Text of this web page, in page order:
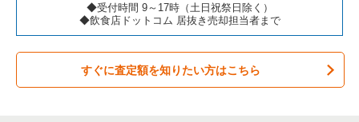
◆受付時間 9～17時（土日祝祭日除く）
◆飲食店ドットコム 居抜き売却担当者まで
すぐに査定額を知りたい方はこちら